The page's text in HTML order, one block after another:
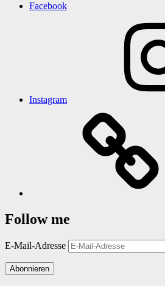
Facebook
Instagram
Follow me
E-Mail-Adresse
Abonnieren